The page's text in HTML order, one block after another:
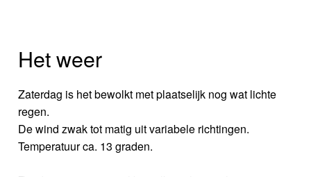
Het weer
Zaterdag is het bewolkt met plaatselijk nog wat lichte
regen.
De wind zwak tot matig uit variabele richtingen.
Temperatuur ca. 13 graden.